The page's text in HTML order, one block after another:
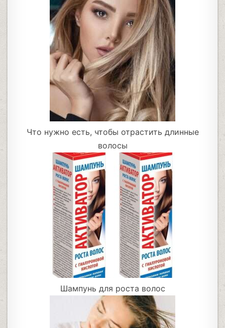
Что нужно есть, чтобы отрастить длинные
волосы
Шампунь для роста волос